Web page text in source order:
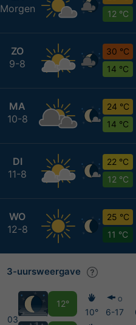
Morgen
12 °C
ZO
9-8
30 °C
14 °C
MA
10-8
24 °C
14 °C
DI
11-8
22 °C
12 °C
WO
12-8
25 °C
11 °C
3-uursweergave
03
12°
10°
O
6-17